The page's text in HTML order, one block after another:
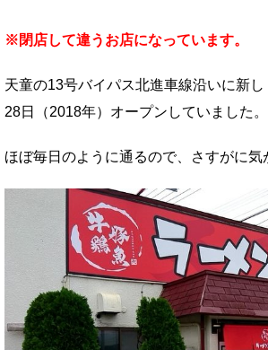
※閉店して違うお店になっています。
天童の13号バイパス北進車線沿いに新し
28日（2018年）オープンしていました。
ほぼ毎日のように通るので、さすがに気